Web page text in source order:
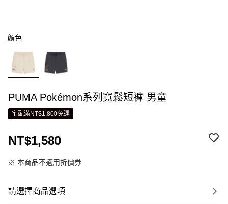
顏色
PUMA Pokémon系列寬鬆短褲 男童
宅配滿NT$1,800免運
NT$1,580
※ 本商品不適用折價券
請選擇商品選項